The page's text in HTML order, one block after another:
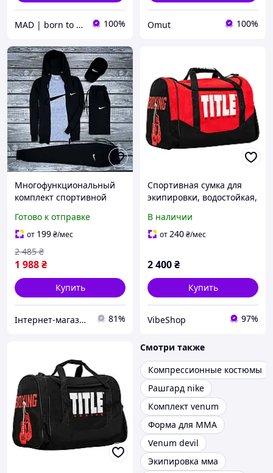
MAD | born to win™ 100% Omut 100%
Многофункциональный
комплект спортивной
активного отдыха и
тренировок 5 в 1
Готово к отправке
от 199₴/мес
1 988₴
2 485 ₴
Купить
Інтернет-магазин Already Better 81%
Спортивная сумка для
экипировки, водостойкая,
красная(VS)
В наличии
от240₴/мес
2 400₴
Купить
VibeShop 97%
Смотри также
Компрессионные костюмы
Рашгард nike
Комплект venum
Форма для ММА
Venum devil
Экипировка мма